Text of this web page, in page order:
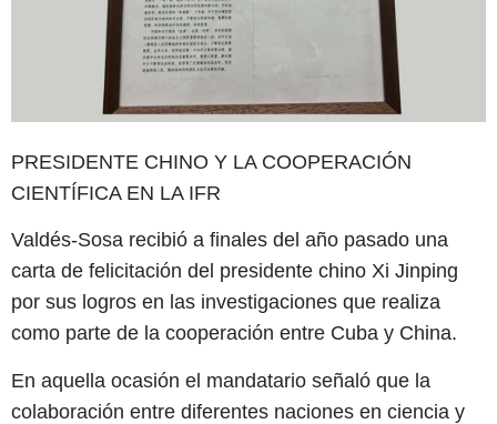
PRESIDENTE CHINO Y LA COOPERACIÓN
CIENTÍFICA EN LA IFR
Valdés-Sosa recibió a finales del año pasado una
carta de felicitación del presidente chino Xi Jinping
por sus logros en las investigaciones que realiza
como parte de la cooperación entre Cuba y China.
En aquella ocasión el mandatario señaló que la
colaboración entre diferentes naciones en ciencia y